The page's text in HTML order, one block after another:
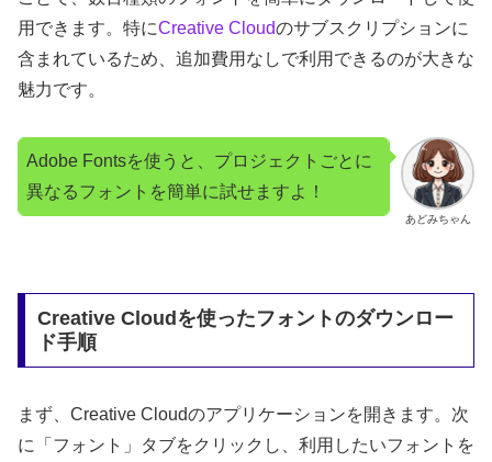
用できます。特にCreative Cloudのサブスクリプションに
含まれているため、追加費用なしで利用できるのが大きな
魅力です。
あどみちゃん
Adobe Fontsを使うと、プロジェクトごとに
異なるフォントを簡単に試せますよ！
Creative Cloudを使ったフォントのダウンロー
ド手順
まず、Creative Cloudのアプリケーションを開きます。次
に「フォント」タブをクリックし、利用したいフォントを